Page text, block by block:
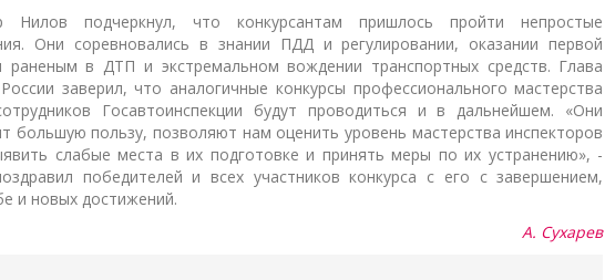
Нилов подчеркнул, что конкурсантам пришлось пройти непростые
Они соревновались в знании ПДД и регулировании, оказании первой
в ДТП и экстремальном вождении транспортных средств. Глава
заверил, что аналогичные конкурсы профессионального мастерства
Госавтоинспекции будут проводиться и в дальнейшем. «Они
большую пользу, позволяют нам оценить уровень мастерства инспекторов
слабые места в их подготовке и принять меры по их устранению», -
победителей и всех участников конкурса с его с завершением,
и новых достижений.
А. Сухарев